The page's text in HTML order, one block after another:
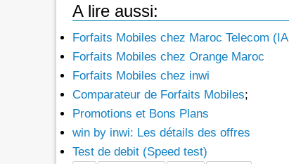
A lire aussi:
Forfaits Mobiles chez Maroc Telecom
Forfaits Mobiles chez Orange Maroc
Forfaits Mobiles chez inwi
Comparateur de Forfaits Mobiles;
Promotions et Bons Plans
win by inwi: Les détails des offres
Test de debit (Speed test)